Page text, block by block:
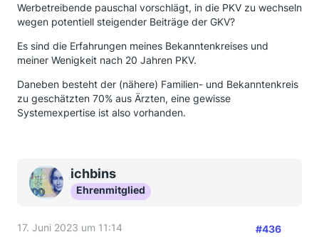
Werbetreibende pauschal vorschlägt, in die PKV zu wechseln
wegen potentiell steigender Beiträge der GKV?
Es sind die Erfahrungen meines Bekanntenkreises und
meiner Wenigkeit nach 20 Jahren PKV.
Daneben besteht der (nähere) Familien- und Bekanntenkreis
zu geschätzten 70% aus Ärzten, eine gewisse
Systemexpertise ist also vorhanden.
ichbins
Ehrenmitglied
17. Juni 2023 um 11:14 #436